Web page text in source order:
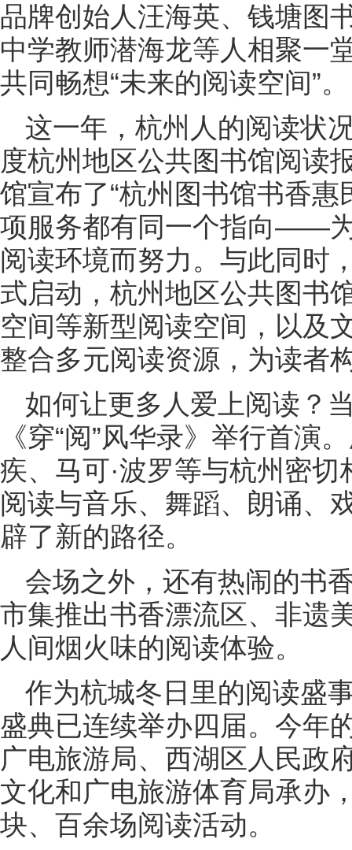
品牌创始人汪海英、钱塘图
中学教师潜海龙等人相聚一
共同畅想“未来的阅读空间”。
这一年，杭州人的阅读状
度杭州地区公共图书馆阅读
馆宣布了“杭州图书馆书香
项服务都有同一个指向——
阅读环境而努力。与此同时
式启动，杭州地区公共图书
空间等新型阅读空间，以及
整合多元阅读资源，为读者
如何让更多人爱上阅读？
《穿“阅”风华录》举行首演
疾、马可·波罗等与杭州密
阅读与音乐、舞蹈、朗诵、
辟了新的路径。
会场之外，还有热闹的书
市集推出书香漂流区、非遗
人间烟火味的阅读体验。
作为杭城冬日里的阅读盛
盛典已连续举办四届。今年
广电旅游局、西湖区人民政
文化和广电旅游体育局承办
块、百余场阅读活动。